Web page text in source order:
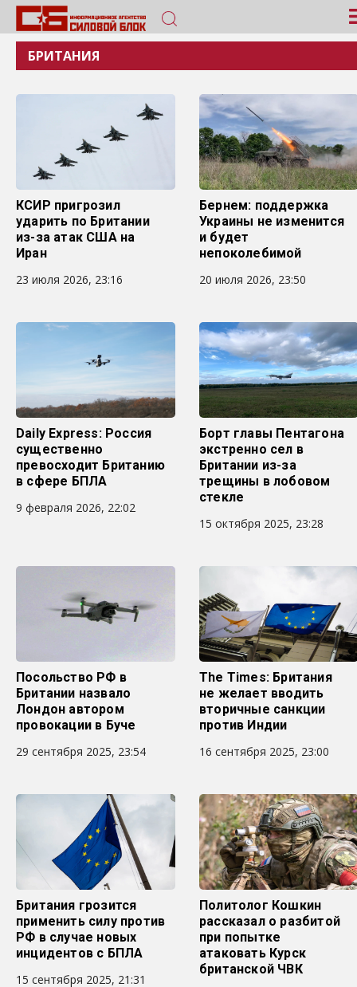
БРИТАНИЯ
КСИР пригрозил
ударить по Британии
из-за атак США на
Иран
23 июля 2026, 23:16
Бернем: поддержка
Украины не изменится
и будет
непоколебимой
20 июля 2026, 23:50
Daily Express: Россия
существенно
превосходит Британию
в сфере БПЛА
9 февраля 2026, 22:02
Борт главы Пентагона
экстренно сел в
Британии из-за
трещины в лобовом
стекле
15 октября 2025, 23:28
Посольство РФ в
Британии назвало
Лондон автором
провокации в Буче
29 сентября 2025, 23:54
The Times: Британия
не желает вводить
вторичные санкции
против Индии
16 сентября 2025, 23:00
Британия грозится
применить силу против
РФ в случае новых
инцидентов с БПЛА
15 сентября 2025, 21:31
Политолог Кошкин
рассказал о разбитой
при попытке
атаковать Курск
британской ЧВК